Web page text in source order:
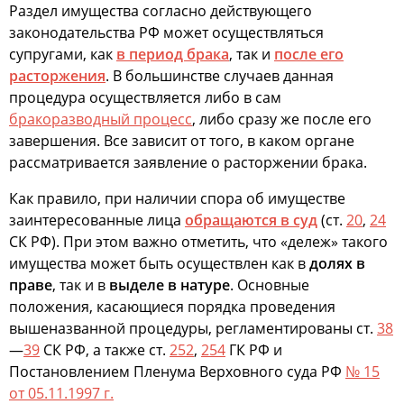
Раздел имущества согласно действующего
законодательства РФ может осуществляться
супругами, как в период брака, так и после его
расторжения. В большинстве случаев данная
процедура осуществляется либо в сам
бракоразводный процесс, либо сразу же после его
завершения. Все зависит от того, в каком органе
рассматривается заявление о расторжении брака.
Как правило, при наличии спора об имуществе
заинтересованные лица обращаются в суд(ст. 20, 24
СК РФ). При этом важно отметить, что «дележ» такого
имущества может быть осуществлен как вдолях в
праве, так и в выделе в натуре. Основные
положения, касающиеся порядка проведения
вышеназванной процедуры, регламентированы ст. 38
—39 СК РФ, а также ст. 252, 254 ГК РФ и
Постановлением Пленума Верховного суда РФ № 15
от 05.11.1997 г.